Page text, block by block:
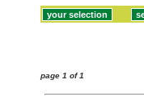
page 1 of 1